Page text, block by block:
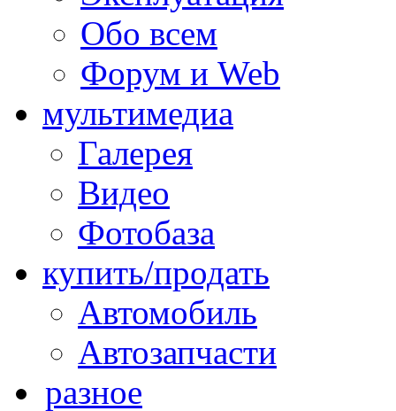
Обо всем
Форум и Web
мультимедиа
Галерея
Видео
Фотобаза
купить/продать
Автомобиль
Автозапчасти
разное